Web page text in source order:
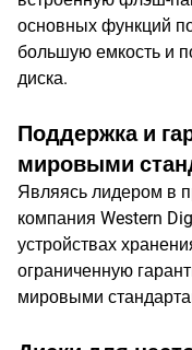
основных функций
большую емкость и
диска.
Поддержка и
мировыми
Являясь лидером в
компания Western
устройствах
ограниченную
мировыми